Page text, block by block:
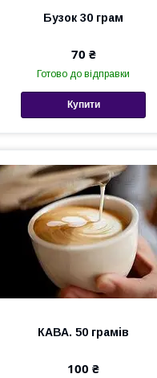
Бузок 30 грам
70 ₴
Готово до відправки
Купити
КАВА. 50 грамів
100 ₴